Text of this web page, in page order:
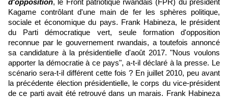
d'opposition, le Front patriotique rwandais (FPR) du président
Kagame contrôlant d'une main de fer les sphères politique,
sociale et économique du pays. Frank Habineza, le président
du Parti démocratique vert, seule formation d'opposition
reconnue par le gouvernement rwandais, a toutefois annoncé
sa candidature à la présidentielle d'août 2017. "Nous voulons
apporter la démocratie à ce pays", a-t-il déclaré à la presse. Le
scénario sera-t-il différent cette fois ? En juillet 2010, peu avant
la précédente élection présidentielle, le corps du vice-président
de ce parti avait été retrouvé dans un marais. Frank Habineza